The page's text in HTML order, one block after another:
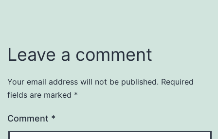
Leave a comment
Your email address will not be published. Required
fields are marked *
Comment *